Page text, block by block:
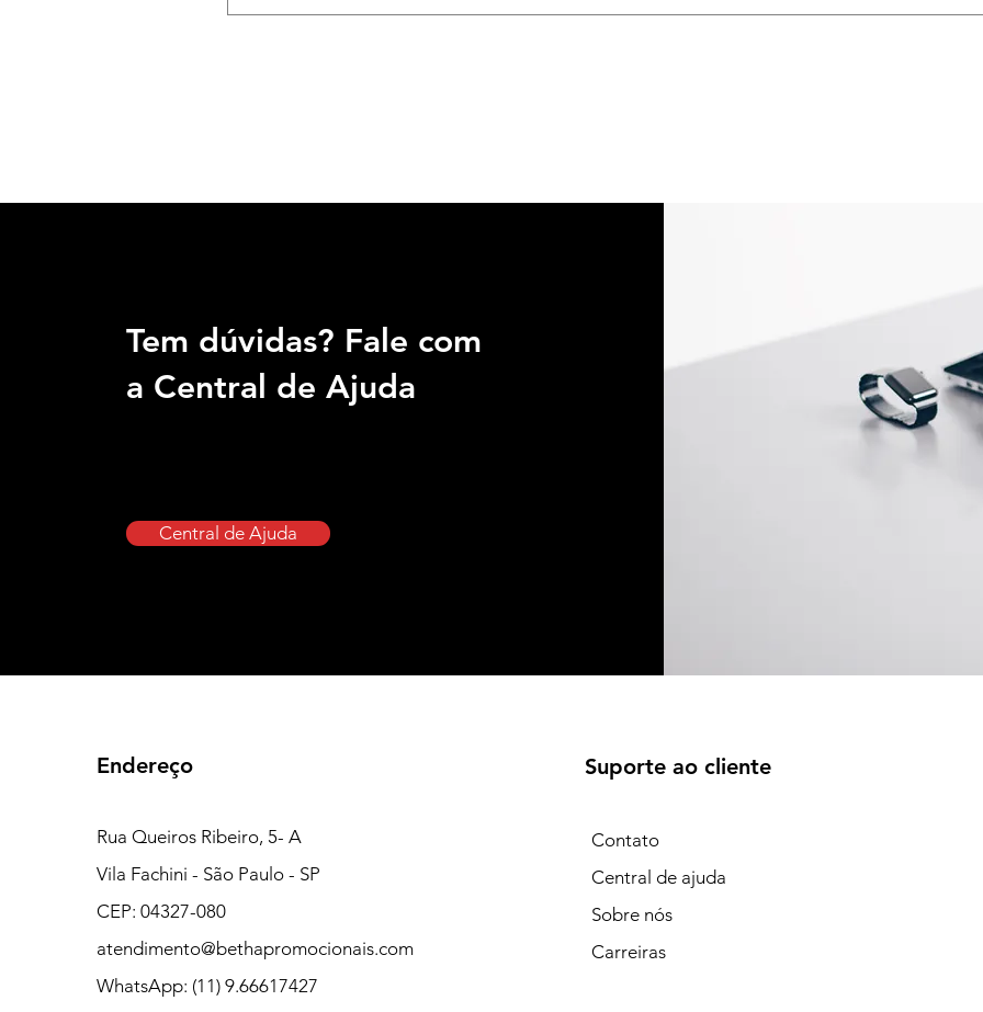
Tem dúvidas? Fale com
a Central de Ajuda
Central de Ajuda
Endereço
Rua Queiros Ribeiro, 5- A
Vila Fachini - São Paulo - SP
CEP: 04327-080
atendimento@bethapromocionais.com
WhatsApp: (11) 9.66617427
Suporte ao cliente
Contato
Central de ajuda
Sobre nós
Carreiras